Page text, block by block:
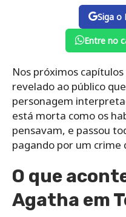
Siga o
Entre no
Nos próximos
revelado ao público
personagem
está morta como os
pensavam, e passou
pagando por um crime
O que
Agatha em